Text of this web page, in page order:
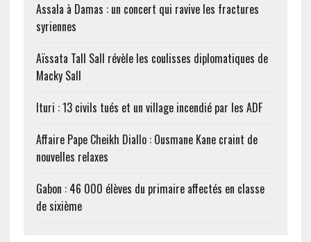
Assala à Damas : un concert qui ravive les fractures
syriennes
Aïssata Tall Sall révèle les coulisses diplomatiques de
Macky Sall
Ituri : 13 civils tués et un village incendié par les ADF
Affaire Pape Cheikh Diallo : Ousmane Kane craint de
nouvelles relaxes
Gabon : 46 000 élèves du primaire affectés en classe
de sixième